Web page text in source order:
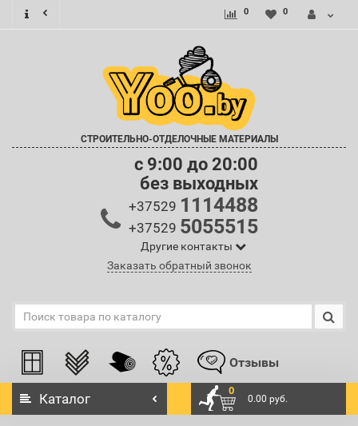
0 0
СТРОИТЕЛЬНО-ОТДЕЛОЧНЫЕ МАТЕРИАЛЫ
c 9:00 до 20:00
без выходных
+37529 1114488
+37529 5055515
Другие контакты
Заказать обратный звонок
Отзывы
Каталог
0
0.00 руб.